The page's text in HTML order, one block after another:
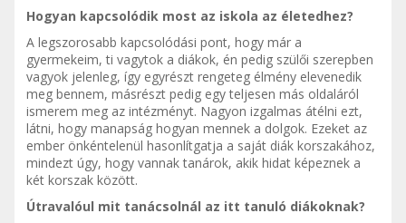
Hogyan kapcsolódik most az iskola az életedhez?
A legszorosabb kapcsolódási pont, hogy már a
gyermekeim, ti vagytok a diákok, én pedig szülői szerepben
vagyok jelenleg, így egyrészt rengeteg élmény elevenedik
meg bennem, másrészt pedig egy teljesen más oldaláról
ismerem meg az intézményt. Nagyon izgalmas átélni ezt,
látni, hogy manapság hogyan mennek a dolgok. Ezeket az
ember önkéntelenül hasonlítgatja a saját diák korszakához,
mindezt úgy, hogy vannak tanárok, akik hidat képeznek a
két korszak között.
Útravalóul mit tanácsolnál az itt tanuló diákoknak?